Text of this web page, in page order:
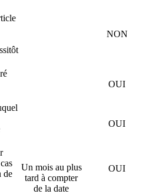
Un mois au plus
tard à compter
de la date
NON
OUI
OUI
de
OUI